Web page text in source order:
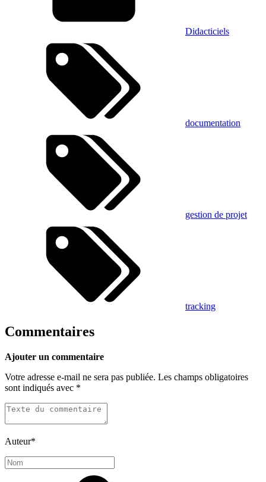
Didacticiels
documentation
gestion de projet
tracking
Commentaires
Ajouter un commentaire
Votre adresse e-mail ne sera pas publiée. Les champs obligatoires
sont indiqués avec *
Auteur*